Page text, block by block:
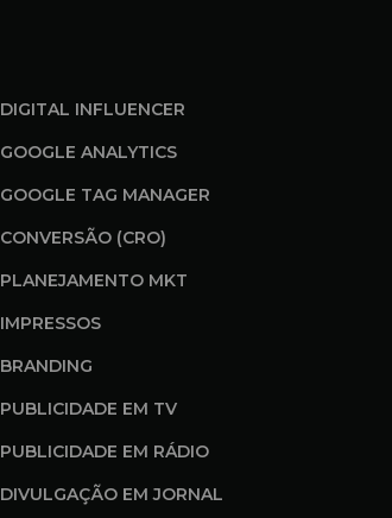
DIGITAL INFLUENCER
GOOGLE ANALYTICS
GOOGLE TAG MANAGER
CONVERSÃO (CRO)
PLANEJAMENTO MKT
IMPRESSOS
BRANDING
PUBLICIDADE EM TV
PUBLICIDADE EM RÁDIO
DIVULGAÇÃO EM JORNAL